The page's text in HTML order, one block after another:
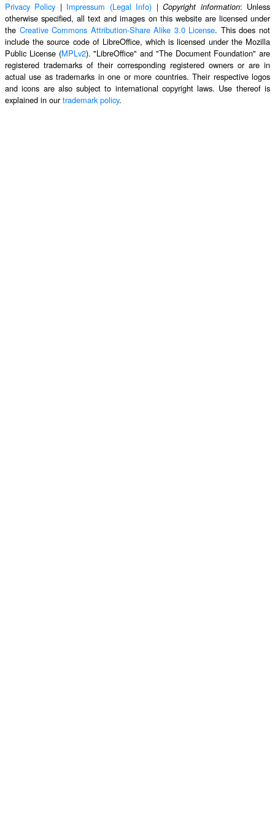
Privacy Policy | Impressum (Legal Info) |Copyright information: Unless
otherwise specified, all text and images on this website are licensed under
the Creative Commons Attribution-Share Alike 3.0 License. This does not
include the source code of LibreOffice, which is licensed under the Mozilla
Public License (MPLv2). "LibreOffice" and "The Document Foundation" are
registered trademarks of their corresponding registered owners or are in
actual use as trademarks in one or more countries. Their respective logos
and icons are also subject to international copyright laws. Use thereof is
explained in ourtrademark policy.